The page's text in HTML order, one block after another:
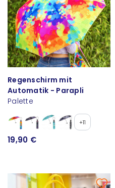
Regenschirm mit
Automatik - Parapli
Palette
+11
19,90 €